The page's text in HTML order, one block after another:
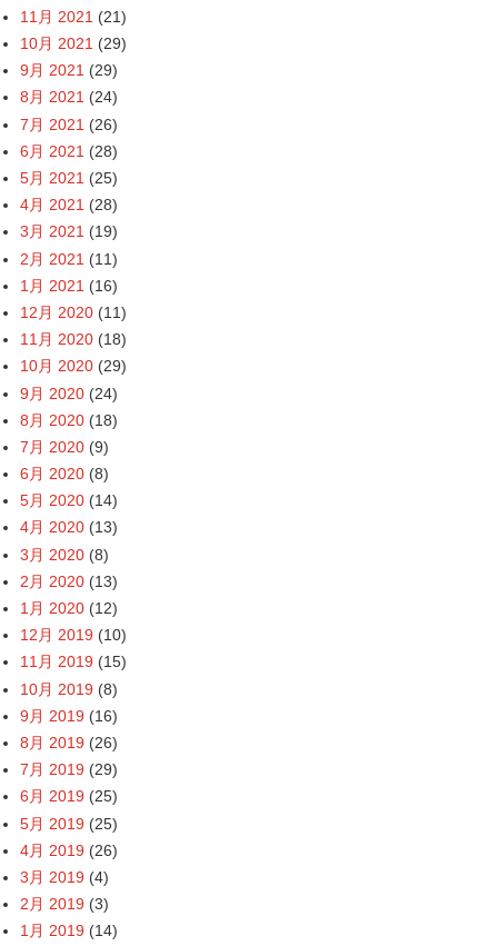
11月 2021 (21)
10月 2021 (29)
9月 2021 (29)
8月 2021 (24)
7月 2021 (26)
6月 2021 (28)
5月 2021 (25)
4月 2021 (28)
3月 2021 (19)
2月 2021 (11)
1月 2021 (16)
12月 2020 (11)
11月 2020 (18)
10月 2020 (29)
9月 2020 (24)
8月 2020 (18)
7月 2020 (9)
6月 2020 (8)
5月 2020 (14)
4月 2020 (13)
3月 2020 (8)
2月 2020 (13)
1月 2020 (12)
12月 2019 (10)
11月 2019 (15)
10月 2019 (8)
9月 2019 (16)
8月 2019 (26)
7月 2019 (29)
6月 2019 (25)
5月 2019 (25)
4月 2019 (26)
3月 2019 (4)
2月 2019 (3)
1月 2019 (14)